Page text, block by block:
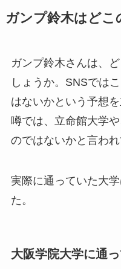
ガンプ鈴木はどこ
ガンプ鈴木さんは、
しょうか。SNSでは
はないかという予想
噂では、立命館大学
のではないかと言われ
実際に通っていた大
た。
大阪学院大学に通